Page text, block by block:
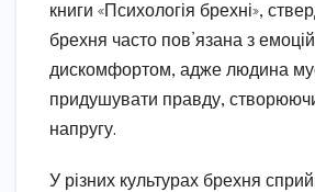
книги «Психологія брехні»,
брехня часто пов’язана з
дискомфортом, адже людина
придушувати правду,
напругу.
У різних культурах брехня